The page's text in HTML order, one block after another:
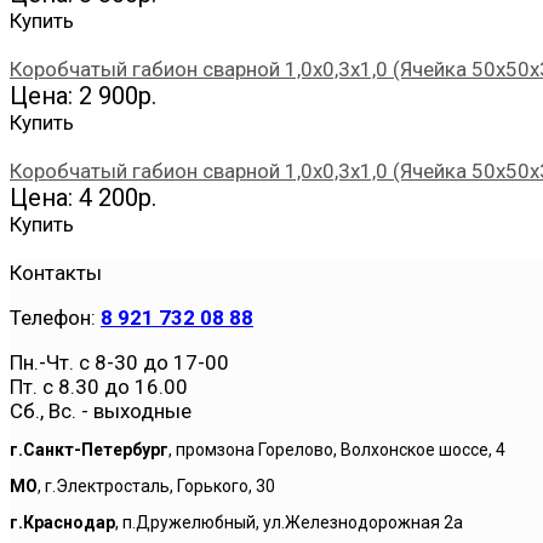
Купить
Коробчатый габион сварной 1,0х0,3х1,0 (Ячейка
Цена: 2 900р.
Купить
Коробчатый габион сварной 1,0х0,3х1,0 (Ячейка
Цена: 4 200р.
Купить
Контакты
Телефон: 8 921 732 08 88
Пн.-Чт. с 8-30 до 17-00
Пт. с 8.30 до 16.00
Сб., Вс. - выходные
г.Санкт-Петербург, промзона Горелово, Волхонское шоссе, 4
МО, г.Электросталь, Горького, 30
г.Краснодар, п.Дружелюбный, ул.Железнодорожная 2а